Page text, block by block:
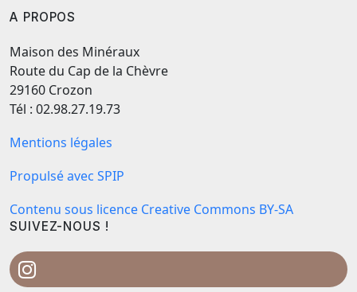
A PROPOS
Maison des Minéraux
Route du Cap de la Chèvre
29160 Crozon
Tél : 02.98.27.19.73
Mentions légales
Propulsé avec SPIP
Contenu sous licence Creative Commons BY-SA
SUIVEZ-NOUS !